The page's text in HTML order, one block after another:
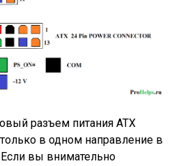
разъем питания ATX
в одном направление в
Если вы внимательно